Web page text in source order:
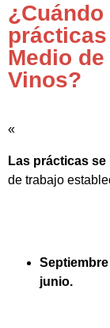
prácticas
Medio
Vinos?
«
Las prácticas
de trabajo
junio.